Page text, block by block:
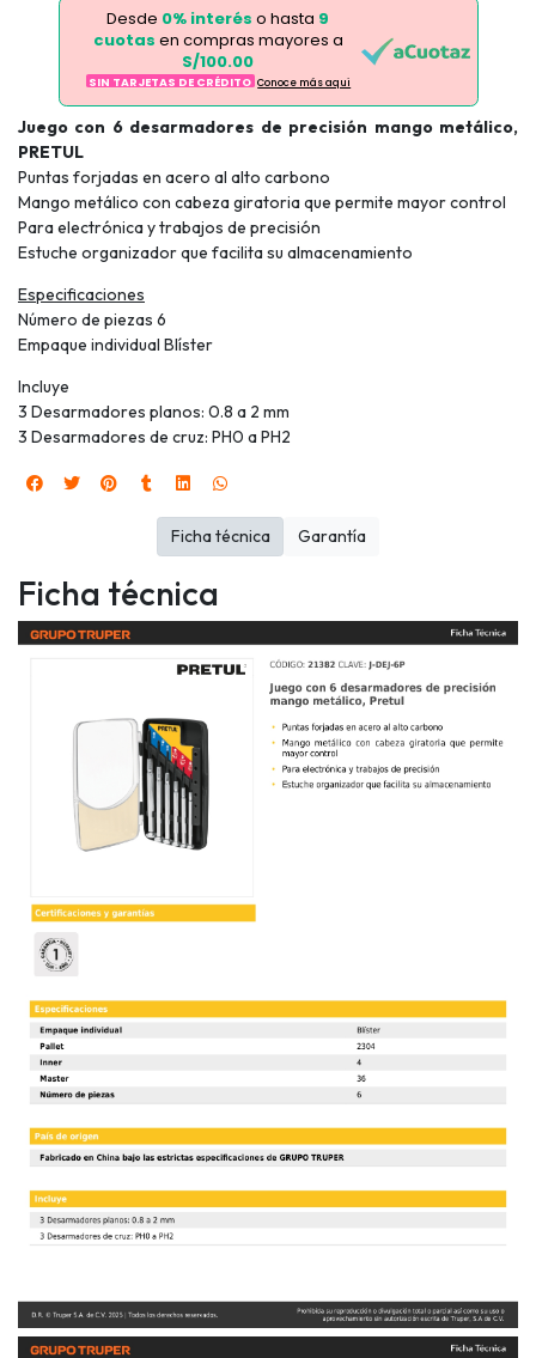
Desde 0% interés o hasta 9
cuotas en compras mayores a
S/100.00
SIN TARJETAS DE CRÉDITO Conoce más aqui
Juego con 6 desarmadores de precisión mango metálico,
PRETUL
Puntas forjadas en acero al alto carbono
Mango metálico con cabeza giratoria que permite mayor control
Para electrónica y trabajos de precisión
Estuche organizador que facilita su almacenamiento
Especificaciones
Número de piezas 6
Empaque individual Blíster
Incluye
3 Desarmadores planos: 0.8 a 2 mm
3 Desarmadores de cruz: PH0 a PH2
Ficha técnica
Ficha técnica Garantía